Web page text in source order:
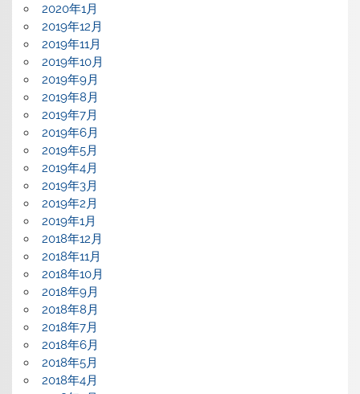
2020年1月
2019年12月
2019年11月
2019年10月
2019年9月
2019年8月
2019年7月
2019年6月
2019年5月
2019年4月
2019年3月
2019年2月
2019年1月
2018年12月
2018年11月
2018年10月
2018年9月
2018年8月
2018年7月
2018年6月
2018年5月
2018年4月